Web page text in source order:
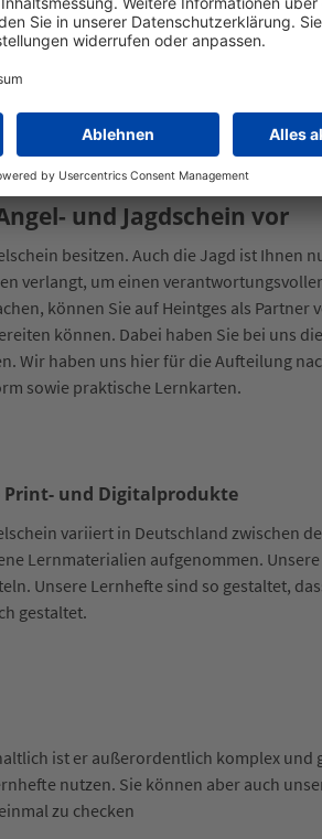
und Jagdschein vor
besitzen. Auch die Jagd ist Ihnen
verlangt, um einen
können Sie auf Heintges als
können. Dabei haben Sie bei uns
Wir haben uns hier für die Aufteilung
sowie praktische Lernkarten.
Print- und Digitalprodukte
variiert in Deutschland zwischen
Lernmaterialien aufgenommen.
Unsere Lernhefte sind so gestaltet,
gestaltet.
ist er außerordentlich komplex und
nutzen. Sie können aber auch
zu checken